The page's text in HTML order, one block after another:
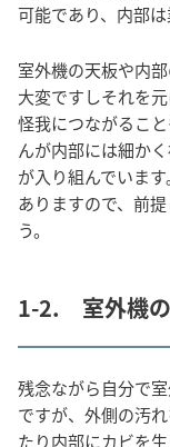
可能であり、内部は
室外機の天板や内
大変ですしそれを
怪我につながるこ
んが内部には細か
が入り組んでいま
ありますので、前
う。
1-2. 室外機
残念ながら自分で
ですが、外側の汚
たり内部にカビを